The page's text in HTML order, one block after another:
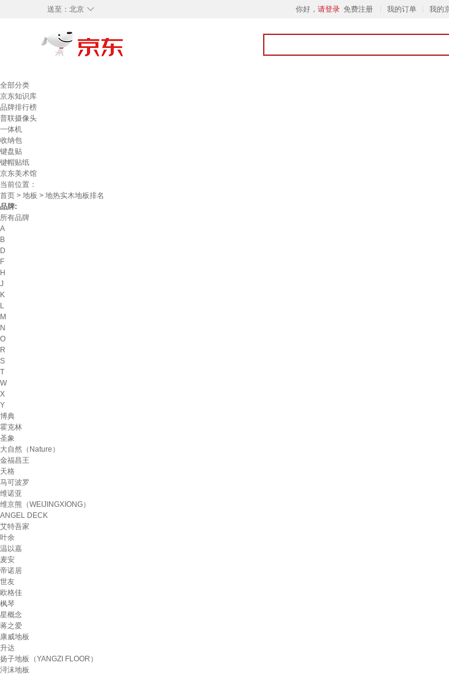
◇
送至： 北京 你好， 请登录 免费注册 我的订单 我的
全部分类
京东知识库
品牌排行榜
普联摄像头
一体机
收纳包
键盘贴
键帽贴纸
京东美术馆
当前位置：
首页 > 地板 > 地热实木地板排名
品牌:
所有品牌
A
B
D
F
H
J
K
L
M
N
O
R
S
T
W
X
Y
博典
霍克林
圣象
大自然（Nature）
金福昌王
天格
马可波罗
维诺亚
维京熊（WEIJINGXIONG）
ANGEL DECK
艾特吾家
叶余
温以嘉
麦安
帝诺居
世友
欧格佳
枫琴
星概念
蒋之爱
康威地板
升达
扬子地板（YANGZI FLOOR）
浔沫地板